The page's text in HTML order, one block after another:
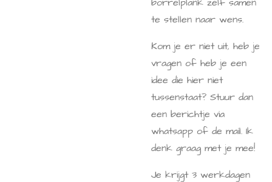
te stellen naar wens.
Kom je er niet uit, heb je
vragen of heb je een
idee die hier niet
tussenstaat? Stuur dan
een berichtje via
whatsapp of de mail. Ik
denk graag met je mee!
Je krijgt 3 werkdagen